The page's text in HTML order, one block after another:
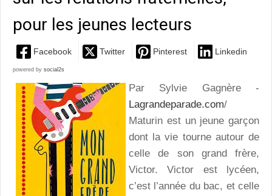
pour les jeunes lecteurs
Facebook Twitter Pinterest Linkedin
powered by social2s
Par Sylvie Gagnère -
Lagrandeparade.com/
Maturin est un jeune garçon
dont la vie tourne autour de
celle de son grand frère,
Victor. Victor est lycéen,
c’est l’année du bac, et celle